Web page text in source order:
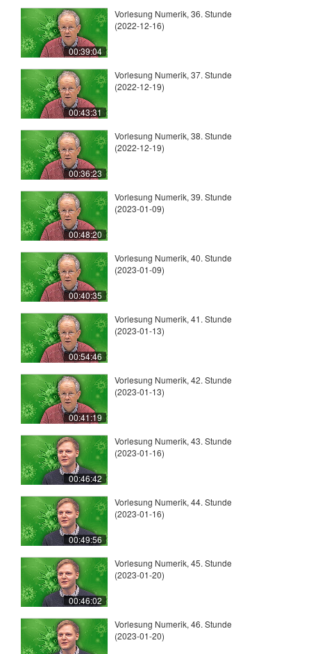
00:39:04
Vorlesung Numerik, 36. Stunde
(2022-12-16)
00:43:31
Vorlesung Numerik, 37. Stunde
(2022-12-19)
00:36:23
Vorlesung Numerik, 38. Stunde
(2022-12-19)
00:48:20
Vorlesung Numerik, 39. Stunde
(2023-01-09)
00:40:35
Vorlesung Numerik, 40. Stunde
(2023-01-09)
00:54:46
Vorlesung Numerik, 41. Stunde
(2023-01-13)
00:41:19
Vorlesung Numerik, 42. Stunde
(2023-01-13)
00:46:42
Vorlesung Numerik, 43. Stunde
(2023-01-16)
00:49:56
Vorlesung Numerik, 44. Stunde
(2023-01-16)
00:46:02
Vorlesung Numerik, 45. Stunde
(2023-01-20)
Vorlesung Numerik, 46. Stunde
(2023-01-20)